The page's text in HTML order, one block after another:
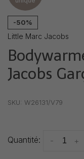
-50%
Little Marc Jacobs
Jacobs
SKU: W26131/V79
Quantité: +
-